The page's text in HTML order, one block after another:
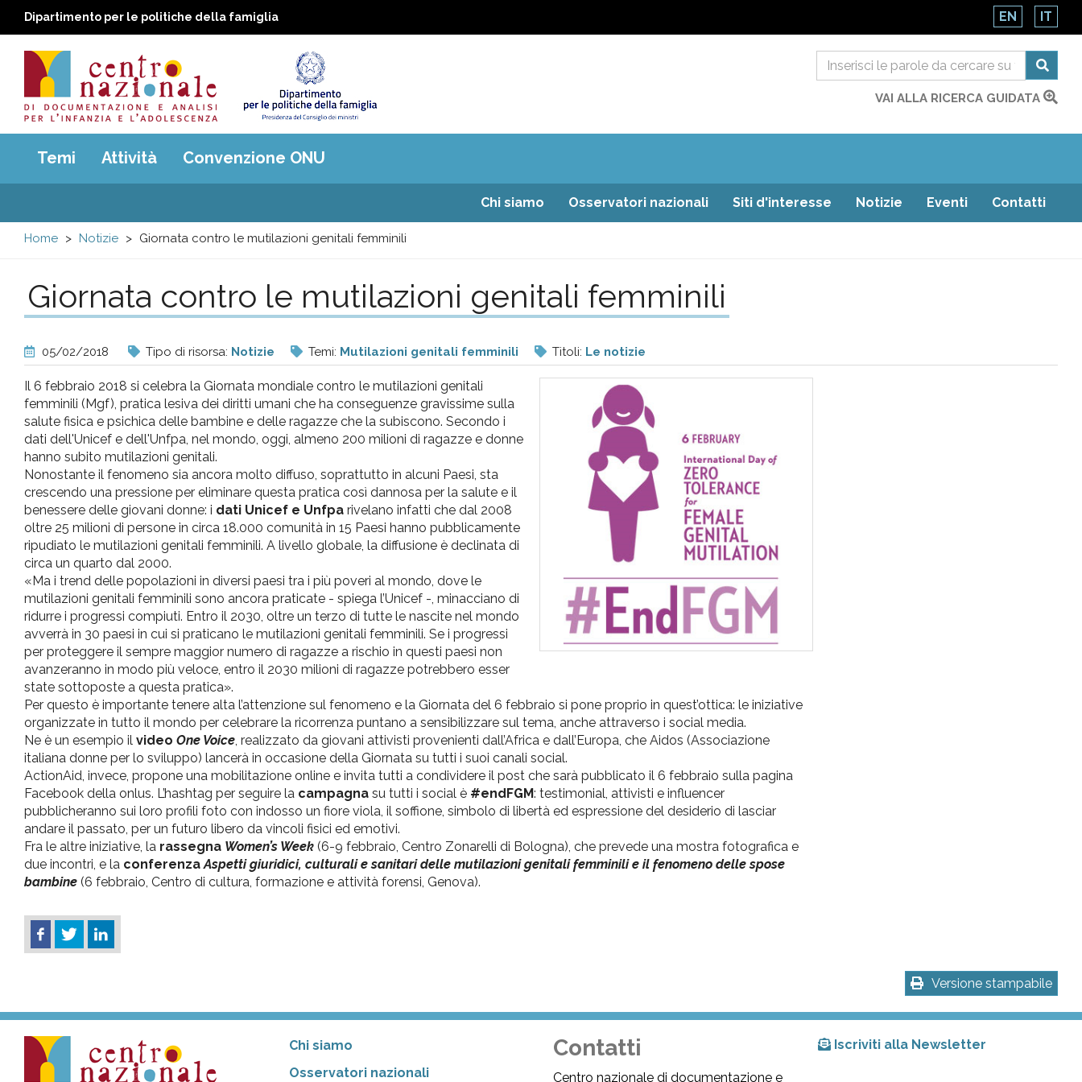
Dipartimento per le politiche della famiglia EN IT
Centro
nazionale
di
e
analisi
pr
l'infanzia
e
l'adolescenza
VAI ALLA RICERCA GUIDATA
Main
menu
Temi Attività Convenzione ONU
Chi siamo Osservatori nazionali Siti d'interesse Notizie Eventi Contatti
Home Notizie Giornata contro le mutilazioni genitali femminili
Giornata contro le mutilazioni genitali femminili
05/02/2018 Tipo di risorsa: Notizie Temi: Mutilazioni genitali femminili Titoli: Le notizie
Il 6 febbraio 2018 si celebra la Giornata mondiale contro le mutilazioni genitali
femminili (Mgf), pratica lesiva dei diritti umani che ha conseguenze gravissime sulla
salute fisica e psichica delle bambine e delle ragazze che la subiscono. Secondo i
dati dell'Unicef e dell'Unfpa, nel mondo, oggi, almeno 200 milioni di ragazze e donne
hanno subito mutilazioni genitali.
Nonostante il fenomeno sia ancora molto diffuso, soprattutto in alcuni Paesi, sta
crescendo una pressione per eliminare questa pratica così dannosa per la salute e il
benessere delle giovani donne: i dati Unicef e Unfpa rivelano infatti che dal 2008
oltre 25 milioni di persone in circa 18.000 comunità in 15 Paesi hanno pubblicamente
ripudiato le mutilazioni genitali femminili. A livello globale, la diffusione è declinata di
circa un quarto dal 2000.
«Ma i trend delle popolazioni in diversi paesi tra i più poveri al mondo, dove le
mutilazioni genitali femminili sono ancora praticate - spiega l’Unicef -, minacciano di
ridurre i progressi compiuti. Entro il 2030, oltre un terzo di tutte le nascite nel mondo
avverrà in 30 paesi in cui si praticano le mutilazioni genitali femminili. Se i progressi
per proteggere il sempre maggior numero di ragazze a rischio in questi paesi non
avanzeranno in modo più veloce, entro il 2030 milioni di ragazze potrebbero esser
state sottoposte a questa pratica».
Per questo è importante tenere alta l’attenzione sul fenomeno e la Giornata del 6 febbraio si pone proprio in quest’ottica: le iniziative
organizzate in tutto il mondo per celebrare la ricorrenza puntano a sensibilizzare sul tema, anche attraverso i social media.
Ne è un esempio il video One Voice , realizzato da giovani attivisti provenienti dall’Africa e dall’Europa, che Aidos (Associazione
italiana donne per lo sviluppo) lancerà in occasione della Giornata su tutti i suoi canali social.
ActionAid, invece, propone una mobilitazione online e invita tutti a condividere il post che sarà pubblicato il 6 febbraio sulla pagina
Facebook della onlus. L’hashtag per seguire la campagna su tutti i social è #endFGM: testimonial, attivisti e influencer
pubblicheranno sui loro profili foto con indosso un fiore viola, il soffione, simbolo di libertà ed espressione del desiderio di lasciar
andare il passato, per un futuro libero da vincoli fisici ed emotivi.
Fra le altre iniziative, la rassegna Women’s Week (6-9 febbraio, Centro Zonarelli di Bologna), che prevede una mostra fotografica e
due incontri, e la conferenza Aspetti giuridici, culturali e sanitari delle mutilazioni genitali femminili e il fenomeno delle spose
bambine (6 febbraio, Centro di cultura, formazione e attività forensi, Genova).
Versione stampabile
Chi siamo
Osservatori nazionali
Contatti
Centro nazionale di documentazione e
Iscriviti alla Newsletter